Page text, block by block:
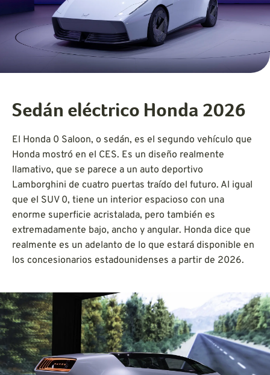
Sedán eléctrico Honda 2026
El Honda 0 Saloon, o sedán, es el segundo vehículo que
Honda mostró en el CES. Es un diseño realmente
llamativo, que se parece a un auto deportivo
Lamborghini de cuatro puertas traído del futuro. Al igual
que el SUV 0, tiene un interior espacioso con una
enorme superficie acristalada, pero también es
extremadamente bajo, ancho y angular. Honda dice que
realmente es un adelanto de lo que estará disponible en
los concesionarios estadounidenses a partir de 2026.